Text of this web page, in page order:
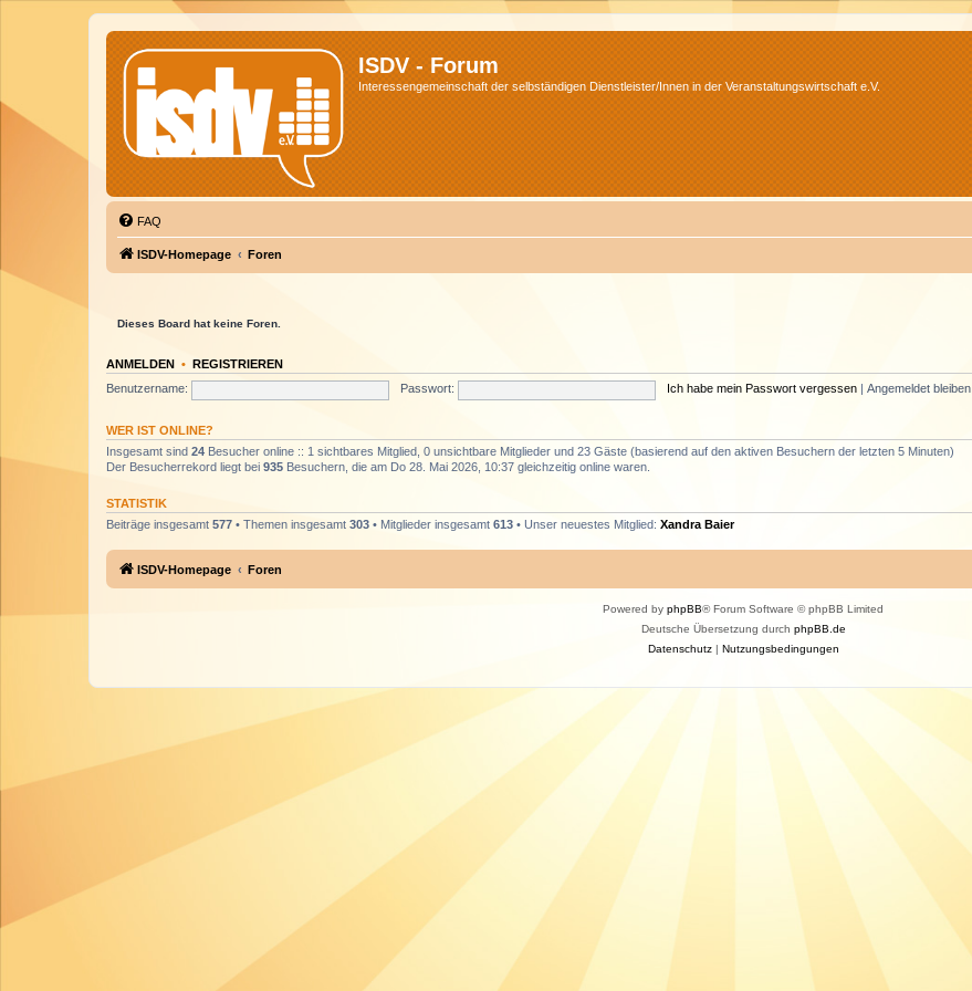
ISDV - Forum
Interessengemeinschaft der selbständigen Dienstleister/Innen in der Veranstaltungswirtschaft e.V.
FAQ
ISDV-Homepage Foren
Dieses Board hat keine Foren.
ANMELDEN • REGISTRIEREN
Benutzername:
Passwort: Ich habe mein Passwort vergessen Angemeldet bleiben
WER IST ONLINE?
Insgesamt sind 24 Besucher online :: 1 sichtbares Mitglied, 0 unsichtbare Mitglieder und 23 Gäste (basierend auf den aktiven Besuchern der letzten 5 Minuten)
Der Besucherrekord liegt bei 935 Besuchern, die am Do 28. Mai 2026, 10:37 gleichzeitig online waren.
STATISTIK
Beiträge insgesamt 577 • Themen insgesamt 303 • Mitglieder insgesamt 613 • Unser neuestes Mitglied: Xandra Baier
ISDV-Homepage Foren
Powered by phpBB® Forum Software © phpBB Limited
Deutsche Übersetzung durch phpBB.de
Datenschutz| Nutzungsbedingungen